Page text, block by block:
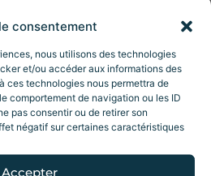
consentement
nous utilisons des technologies
et/ou accéder aux informations des
ces technologies nous permettra de
comportement de navigation ou les ID
pas consentir ou de retirer son
négatif sur certaines caractéristiques
Accepter
sauf-conduit était utilisé
la sécurité des
les biens entrant
les autorités
nouvelle utilité : le
se développe au XVIIIe
Newsletter
!
sur la boutique lors de
Des articles, des
contenus exclusifs 😃